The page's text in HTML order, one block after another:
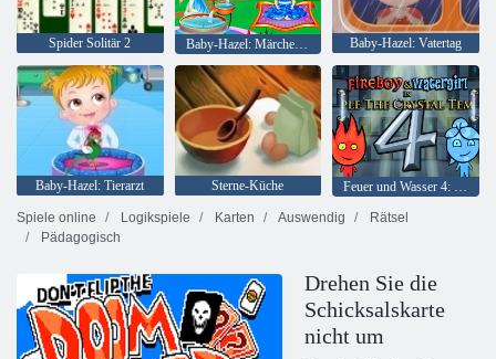
Spider Solitär 2 Baby-Hazel: Märchenland Baby-Hazel: Vatertag
Baby-Hazel: Tierarzt Sterne-Küche
Feuer und Wasser 4: Kristalltempel
Spiele online
Logikspiele Karten Auswendig
Rätsel
Pädagogisch
Drehen Sie die
Schicksalskarte
nicht um